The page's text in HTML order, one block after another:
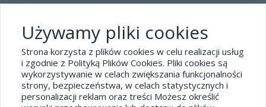
Polityka prywatności i pliki cookies
Blog
Dane kontaktowe
tel.32 445-74-07
Używamy pliki cookies
Strona korzysta z plików cookies w celu realizacji usług
i zgodnie z Polityką Plików Cookies. Pliki cookies są
wykorzystywanie w celach zwiększania funkcjonalności
strony, bezpieczeństwa, w celach statystycznych i
personalizacji reklam oraz treści Możesz określić